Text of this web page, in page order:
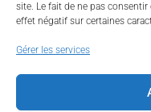
site. Le fait de ne pas
effet négatif sur certaines
Gérer les services